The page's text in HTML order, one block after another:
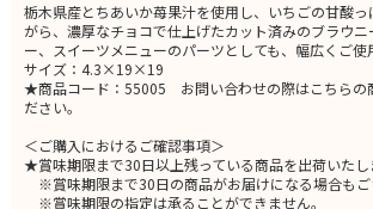
栃木県産とちあいか苺果汁を使用し、いちごの甘酸
がら、濃厚なチョコで仕上げたカット済みのブラウニ
ー、スイーツメニューのパーツとしても、幅広くご使
サイズ：4.3×19×19
★商品コード：55005 お問い合わせの際はこちらの
ださい。
＜ご購入におけるご確認事項＞
★賞味期限まで30日以上残っている商品を出荷いたし
※賞味期限まで30日の商品がお届けになる場合もご
※賞味期限の指定は承ることができません。